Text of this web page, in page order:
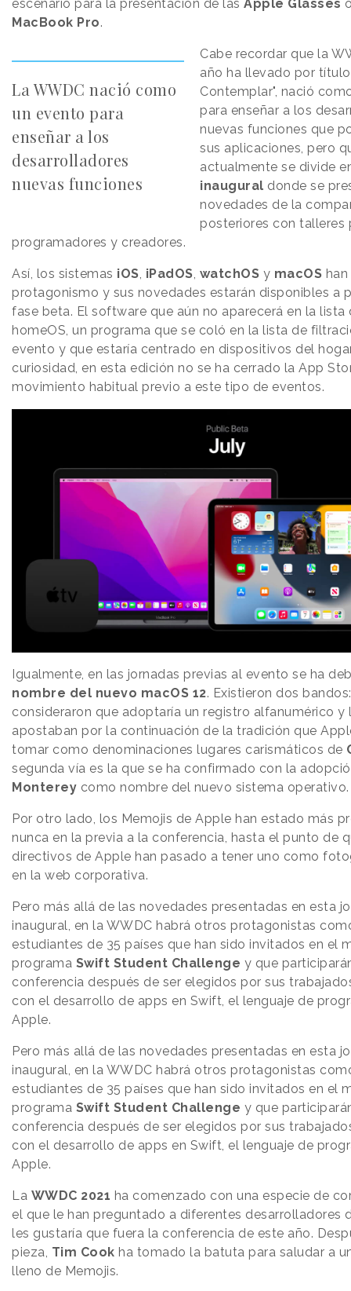
escenario para la presentación de las Apple Glasses
MacBook Pro.
La WWDC nació como
un evento para
enseñar a los
desarrolladores
nuevas funciones
Cabe recordar que la
año ha llevado por
Contemplar", nació
para enseñar a los
nuevas funciones que
sus aplicaciones, pero
actualmente se divide
inaugural donde se
novedades de la
posteriores con talleres
programadores y creadores.
Así, los sistemas iOS, iPadOS, watchOS y macOS
protagonismo y sus novedades estarán disponibles a
fase beta. El software que aún no aparecerá en la lista
homeOS, un programa que se coló en la lista de
evento y que estaría centrado en dispositivos del
curiosidad, en esta edición no se ha cerrado la App
movimiento habitual previo a este tipo de eventos.
Igualmente, en las jornadas previas al evento se ha
nombre del nuevo macOS 12. Existieron dos
consideraron que adoptaría un registro alfanumérico y
apostaban por la continuación de la tradición que
tomar como denominaciones lugares carismáticos de
segunda vía es la que se ha confirmado con la
Monterey como nombre del nuevo sistema operativo.
Por otro lado, los Memojis de Apple han estado más
nunca en la previa a la conferencia, hasta el punto de
directivos de Apple han pasado a tener uno como
en la web corporativa.
Pero más allá de las novedades presentadas en esta
inaugural, en la WWDC habrá otros protagonistas
estudiantes de 35 países que han sido invitados en el
programa Swift Student Challenge y que
conferencia después de ser elegidos por sus
con el desarrollo de apps en Swift, el lenguaje de
Apple.
Pero más allá de las novedades presentadas en esta
inaugural, en la WWDC habrá otros protagonistas
estudiantes de 35 países que han sido invitados en el
programa Swift Student Challenge y que
conferencia después de ser elegidos por sus
con el desarrollo de apps en Swift, el lenguaje de
Apple.
La WWDC 2021 ha comenzado con una especie de
el que le han preguntado a diferentes desarrolladores
les gustaría que fuera la conferencia de este año.
pieza, Tim Cook ha tomado la batuta para saludar a
lleno de Memojis.